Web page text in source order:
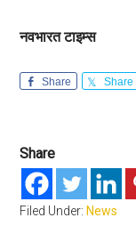
नवभारत टाइम्स
Share Share
Share
Filed Under: News